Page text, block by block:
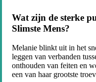
Wat zijn de sterke
Slimste Mens?
Melanie blinkt uit in het
leggen van verbanden
onthouden van feiten en
een van haar grootste